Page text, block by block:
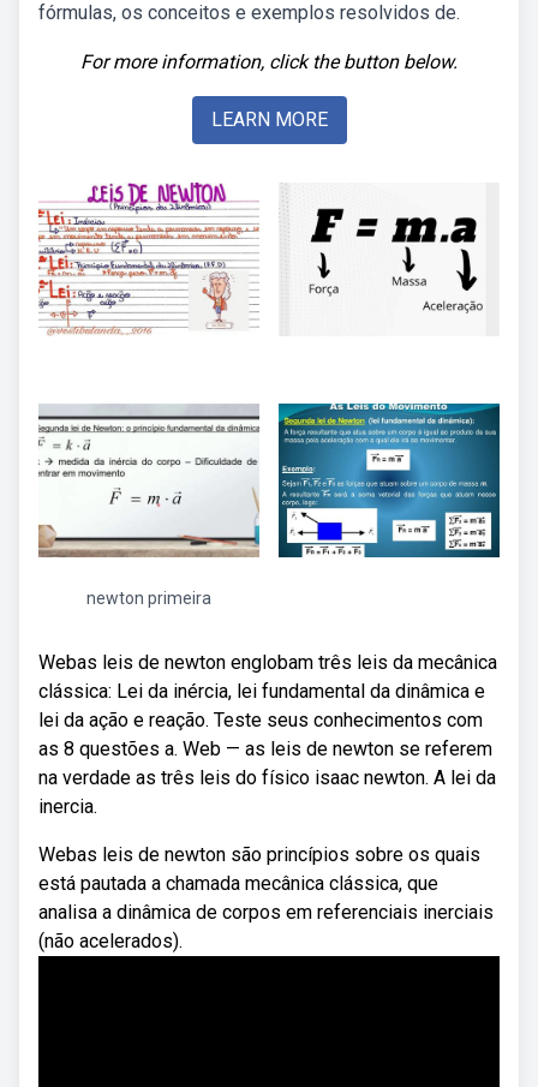
fórmulas, os conceitos e exemplos resolvidos de.
For more information, click the button below.
LEARN MORE
newton primeira
Webas leis de newton englobam três leis da mecânica
clássica: Lei da inércia, lei fundamental da dinâmica e
lei da ação e reação. Teste seus conhecimentos com
as 8 questões a. Web — as leis de newton se referem
na verdade as três leis do físico isaac newton. A lei da
inercia.
Webas leis de newton são princípios sobre os quais
está pautada a chamada mecânica clássica, que
analisa a dinâmica de corpos em referenciais inerciais
(não acelerados).